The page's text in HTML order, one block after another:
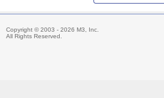
いた医療情報の発信・共有を行うほか
主な著書「薬局ですぐに役立つ薬の比
Copyright © 2003 - 2026 M3, Inc.
All Rights Reserved.